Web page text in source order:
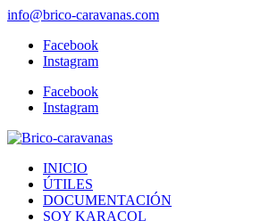
info@brico-caravanas.com
Facebook
Instagram
Facebook
Instagram
INICIO
ÚTILES
DOCUMENTACIÓN
SOY KARACOL